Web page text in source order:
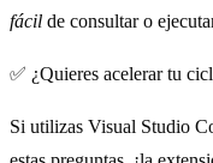
fácil de consultar o
✅ ¿Quieres acelerar tu
Si utilizas Visual Studio